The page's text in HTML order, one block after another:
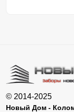
© 2014-2025
Новый Дом -